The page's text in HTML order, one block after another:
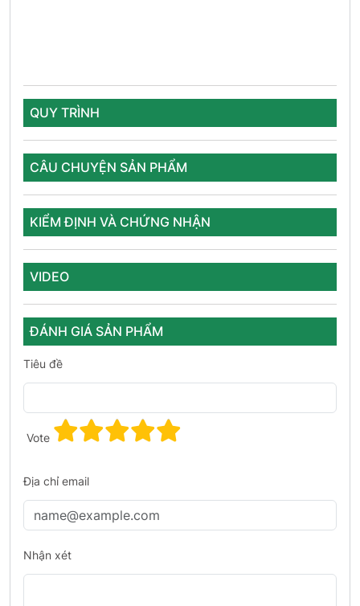
QUY TRÌNH
CÂU CHUYỆN SẢN PHẨM
KIỂM ĐỊNH VÀ CHỨNG NHẬN
VIDEO
ĐÁNH GIÁ SẢN PHẨM
Tiêu đề
Vote
Địa chỉ email
Nhận xét